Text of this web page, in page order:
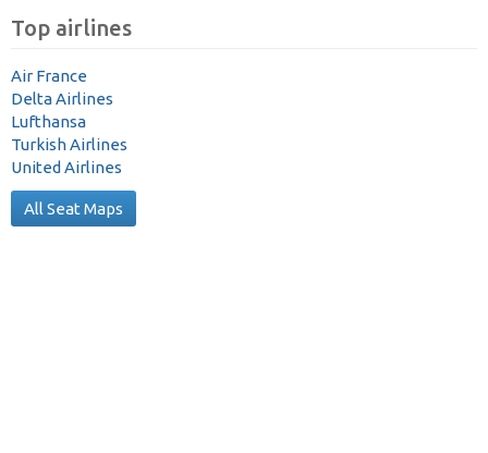
Top airlines
Air France
Delta Airlines
Lufthansa
Turkish Airlines
United Airlines
All Seat Maps